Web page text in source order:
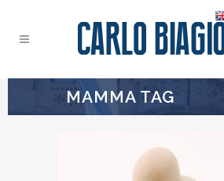
MAMMA TAG